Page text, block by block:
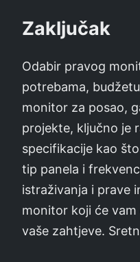
Zaključak
Odabir pravog
potrebama,
monitor za posao,
projekte, ključno je
specifikacije kao
tip panela i
istraživanja i prave
monitor koji će
vaše zahtjeve.